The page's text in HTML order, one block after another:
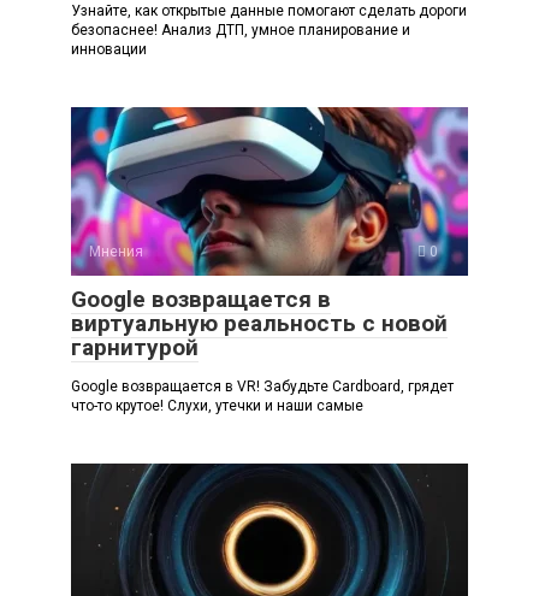
Узнайте, как открытые данные помогают сделать дороги
безопаснее! Анализ ДТП, умное планирование и
инновации
Мнения 0
Google возвращается в
виртуальную реальность с новой
гарнитурой
Google возвращается в VR! Забудьте Cardboard, грядет
что-то крутое! Слухи, утечки и наши самые